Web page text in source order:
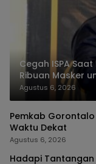
Cegah ISPA
Ribuan Masker
Agustus 6, 2026
Pemkab
Waktu Dekat
Agustus 6, 2026
Hadapi Tantangan